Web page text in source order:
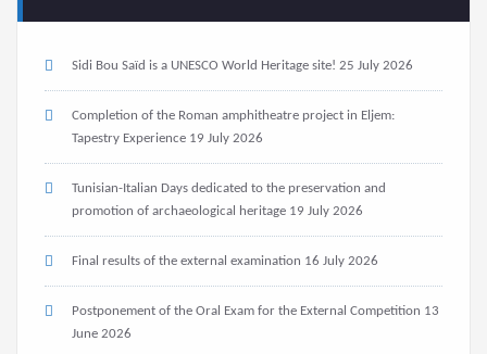
Sidi Bou Saïd is a UNESCO World Heritage site! 25 July 2026
Completion of the Roman amphitheatre project in Eljem:
Tapestry Experience 19 July 2026
Tunisian-Italian Days dedicated to the preservation and
promotion of archaeological heritage 19 July 2026
Final results of the external examination 16 July 2026
Postponement of the Oral Exam for the External Competition 13
June 2026